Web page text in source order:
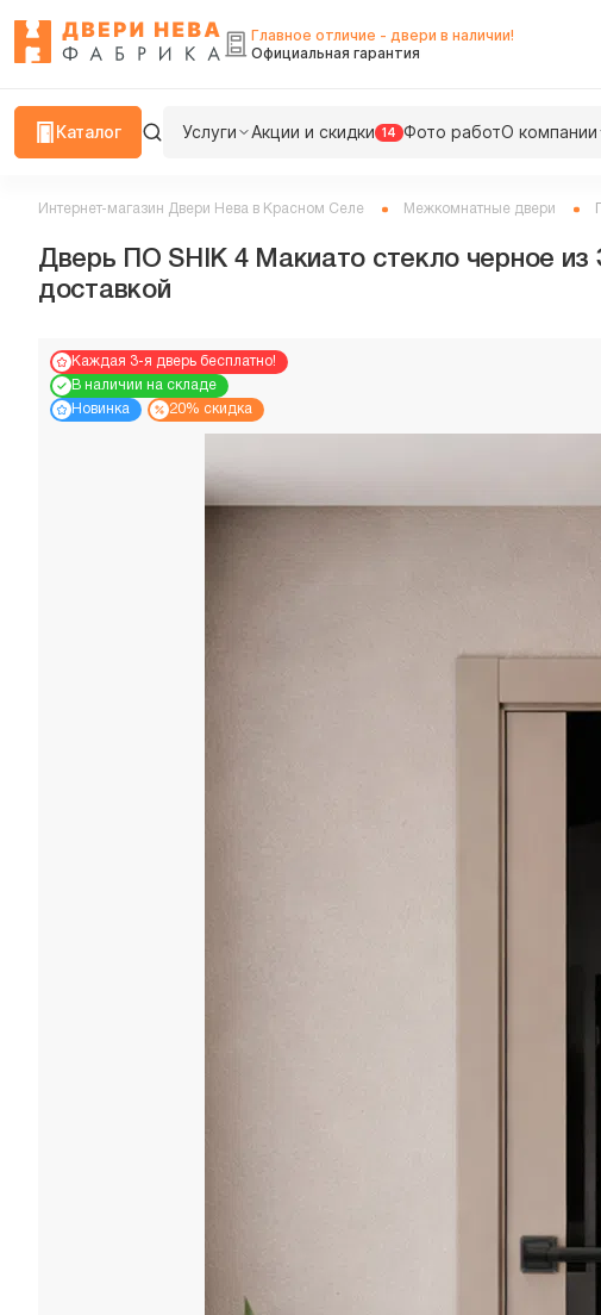
Главное отличие - двери в наличии!
Официальная гарантия
Каталог Услуги Акции и скидки 14 Фото работО компании
Интернет-магазин Двери Нева в Красном Селе Межкомнатные двери
Дверь ПО SHIK 4 Макиато стекло черное
доставкой
Каждая 3-я дверь бесплатно!
В наличии на складе
Новинка
20% скидка